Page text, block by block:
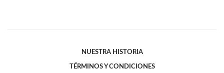
NUESTRA HISTORIA
TÉRMINOS Y CONDICIONES